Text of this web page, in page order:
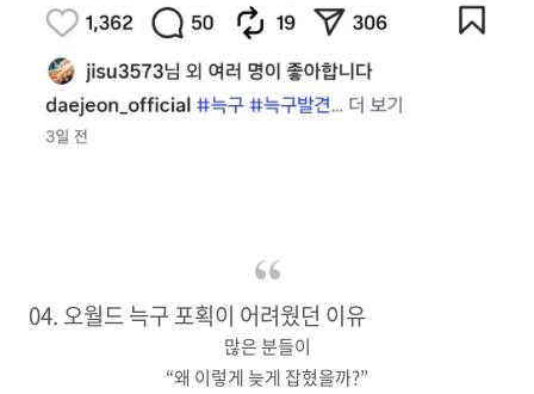
04. 오월드 늑구 포획이 어려웠던 이유
많은 분들이
“왜 이렇게 늦게 잡혔을까?”